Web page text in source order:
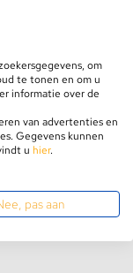
te dimmen,
voor het
of
zeer
om
te tonen en om u
informatie over de
van advertenties en
Gegevens kunnen
u hier.
pas aan